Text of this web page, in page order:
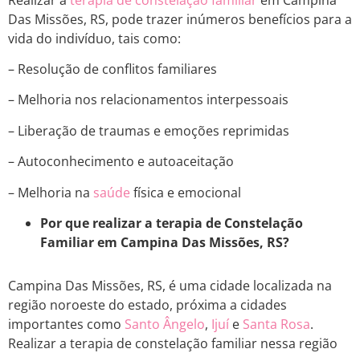
Das Missões, RS, pode trazer inúmeros benefícios para a
vida do indivíduo, tais como:
– Resolução de conflitos familiares
– Melhoria nos relacionamentos interpessoais
– Liberação de traumas e emoções reprimidas
– Autoconhecimento e autoaceitação
– Melhoria na saúde física e emocional
Por que realizar a terapia de Constelação
Familiar em Campina Das Missões, RS?
Campina Das Missões, RS, é uma cidade localizada na
região noroeste do estado, próxima a cidades
importantes como Santo Ângelo, Ijuí e Santa Rosa.
Realizar a terapia de constelação familiar nessa região